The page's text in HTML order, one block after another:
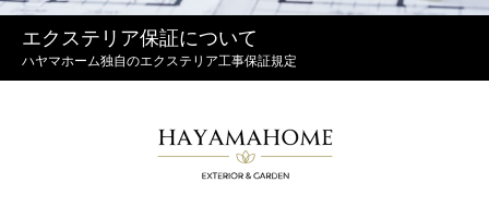
エクステリア保証について
ハヤマホーム独自のエクステリア工事保証規定